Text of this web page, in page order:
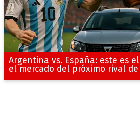
Argentina vs. España: este es
el mercado del próximo rival